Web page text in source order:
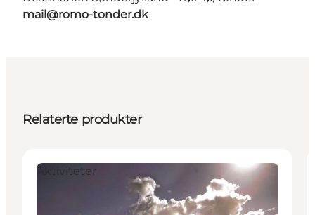
mail@romo-tonder.dk
Relaterte produkter
Aktiviteter